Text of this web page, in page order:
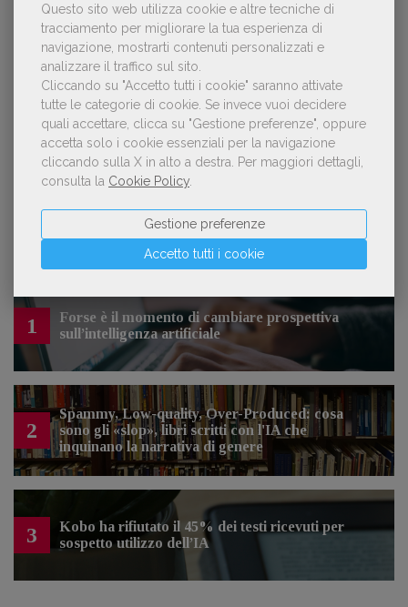
Questo sito web utilizza cookie e altre tecniche di
tracciamento per migliorare la tua esperienza di
navigazione, mostrarti contenuti personalizzati e
analizzare il traffico sul sito.
Cliccando su "Accetto tutti i cookie" saranno attivate
tutte le categorie di cookie. Se invece vuoi decidere
quali accettare, clicca su "Gestione preferenze", oppure
accetta solo i cookie essenziali per la navigazione
cliccando sulla X in alto a destra.
Per maggiori dettagli,
consulta la Cookie Policy
Accetto tutti i cookie
Gestione preferenze
OFFERTE DI LAVORO
Lavoro: 7 posizioni aperte e 9 stage in
editoria
1
Forse è il momento di cambiare prospettiva
sull’intelligenza artificiale
2
Spammy, Low-quality, Over-Produced: cosa
sono gli «slop», libri scritti con l'IA che
inquinano la narrativa di genere
3
Kobo ha rifiutato il 45% dei testi ricevuti per
sospetto utilizzo dell’IA